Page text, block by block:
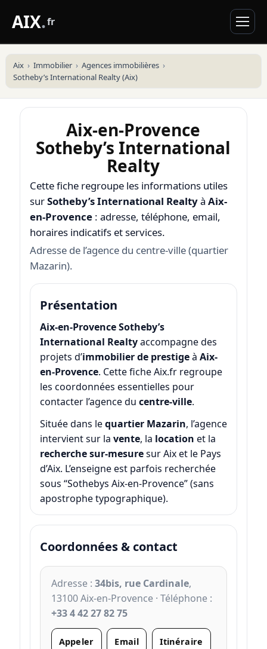
AIX.fr
Aix Immobilier
Agences immobilières
Sotheby’s International Realty (Aix)
Aix-en-Provence
Sotheby’s International
Realty
Cette fiche regroupe les informations utiles
surSotheby’s International Realtyà Aix-
en-Provence: adresse, téléphone, email,
horaires indicatifs et services.
Adresse de l’agence du centre-ville (quartier
Mazarin).
Présentation
Aix-en-Provence Sotheby’s
International Realtyaccompagne des
projets d’immobilier de prestigeà Aix-
en-Provence. Cette fiche Aix.fr regroupe
les coordonnées essentielles pour
contacter l’agence du centre-ville.
Située dans lequartier Mazarin, l’agence
intervient sur la vente, la location et la
recherche sur-mesuresur Aix et le Pays
d’Aix. L’enseigne est parfois recherchée
sous “Sothebys Aix-en-Provence” (sans
apostrophe typographique).
Coordonnées & contact
Adresse : 34bis, rue Cardinale,
13100 Aix-en-Provence · Téléphone :
+33 4 42 27 82 75
Appeler Email Itinéraire